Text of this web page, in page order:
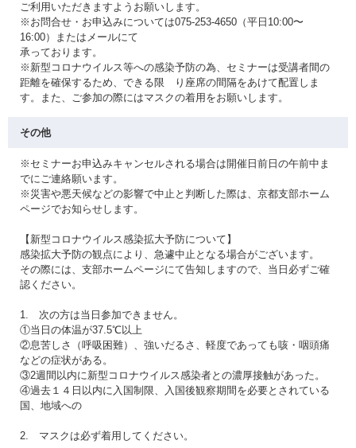
ご利用いただきますようお願いします。
※お問合せ・お申込みについては075-253-4650（平日10:00〜
16:00）またはメールにて
承っております。
※新型コロナウイルス等への感染予防の為、セミナーは受講者間の
距離を確保するため、できる限 り座席の間隔をあけて配置しま
す。また、ご参加の際にはマスクの着用をお願いします。
その他
※セミナーお申込みキャンセルされる場合は開催日前日の午前中ま
でにご連絡願います。
※災害や悪天候などの影響で中止と判断した際は、京都支部ホーム
ページでお知らせします。
【新型コロナウイルス感染拡大予防について】
感染拡大予防の観点により、急遽中止となる場合がございます。
その際には、支部ホームページにて告知しますので、当日必ずご確
認ください。
1. 次の方は当日参加できません。
①当日の体温が37.5℃以上
②息苦しさ（呼吸困難）、強いだるさ、軽度であっても咳・咽頭痛
などの症状がある。
③2週間以内に新型コロナウイルス感染者との濃厚接触があった。
④過去１４日以内に入国制限、入国後観察期間を必要とされている
国、地域への
2. マスクは必ず着用してください。